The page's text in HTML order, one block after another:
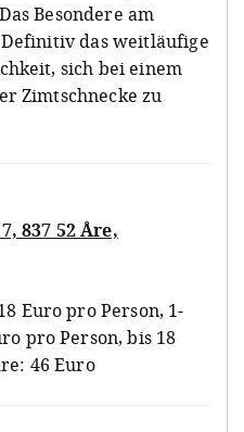
Besondere am
das weitläufige
sich bei einem
Zimtschnecke zu
837 52 Åre,
Euro pro Person, 1-
pro Person, bis 18
46 Euro